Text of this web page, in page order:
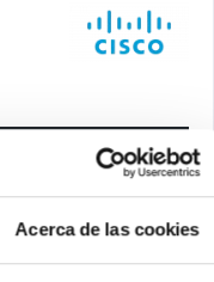
Acerca de las cookies